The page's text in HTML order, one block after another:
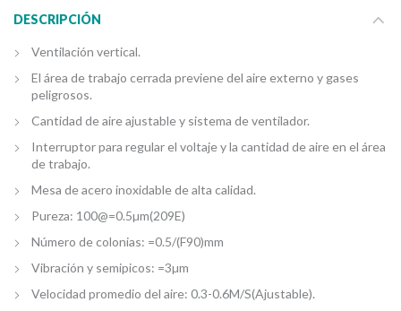
DESCRIPCIÓN
Ventilación vertical.
El área de trabajo cerrada previene del aire externo y gases
peligrosos.
Cantidad de aire ajustable y sistema de ventilador.
Interruptor para regular el voltaje y la cantidad de aire en el área
de trabajo.
Mesa de acero inoxidable de alta calidad.
Pureza: 100@=0.5µm(209E)
Número de colonias: =0.5/(F90)mm
Vibración y semipicos: =3µm
Velocidad promedio del aire: 0.3-0.6M/S(Ajustable).